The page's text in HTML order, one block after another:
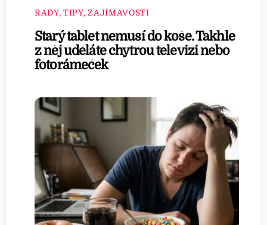
RADY, TIPY, ZAJÍMAVOSTI
Starý tablet nemusí do koše. Takhle
z něj uděláte chytrou televizi nebo
fotorámeček